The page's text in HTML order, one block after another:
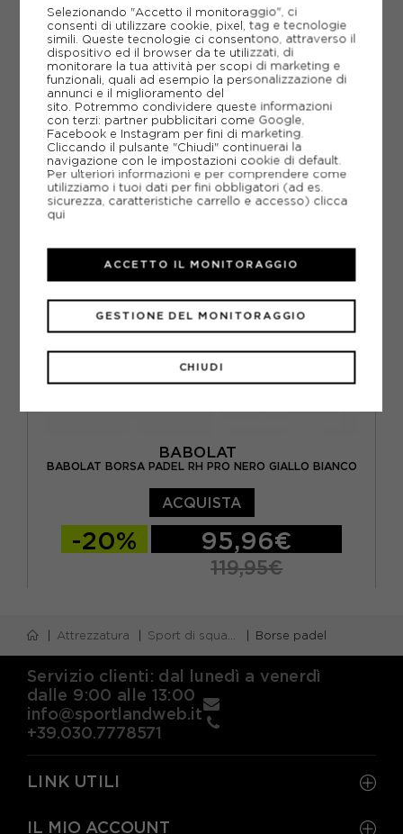
TU
ACQUISTA
-20% 64,00€
80,00€
BABOLAT
BABOLAT BORSA PADEL RH PRO NERO GIALLO BIANCO
ACQUISTA
-20% 95,96€
119,95€
Attrezzatura Sport di squadra Borse padel
Servizio clienti: dal lunedì a venerdì
dalle 9:00 alle 13:00
info@sportlandweb.it
+39.030.7778571
LINK UTILI
IL MIO ACCOUNT
Selezionando "Accetto il monitoraggio", ci
consenti di utilizzare cookie, pixel, tag e tecnologie
simili. Queste tecnologie ci consentono, attraverso il
dispositivo ed il browser da te utilizzati, di
monitorare la tua attività per scopi di marketing e
funzionali, quali ad esempio la personalizzazione di
annunci e il miglioramento del
sito. Potremmo condividere queste informazioni
con terzi: partner pubblicitari come Google,
Facebook e Instagram per fini di marketing.
Cliccando il pulsante "Chiudi" continuerai la
navigazione con le impostazioni cookie di default.
Per ulteriori informazioni e per comprendere come
utilizziamo i tuoi dati per fini obbligatori (ad es.
sicurezza, caratteristiche carrello e accesso) clicca
qui
CHIUDI
GESTIONE DEL MONITORAGGIO
ACCETTO IL MONITORAGGIO